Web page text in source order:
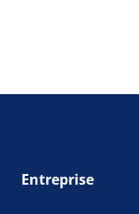
Entreprise